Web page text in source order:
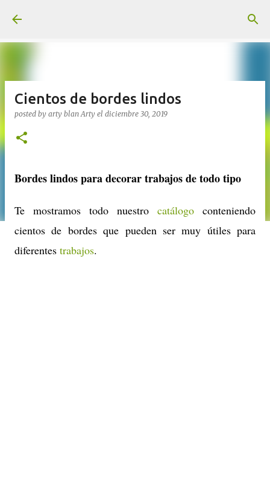
Cientos de bordes lindos
posted by arty blanArty el diciembre 30, 2019
Bordes lindos para decorar trabajos de todo tipo
Te mostramos todo nuestro catálogo conteniendo
cientos de bordes que pueden ser muy útiles para
diferentes trabajos.